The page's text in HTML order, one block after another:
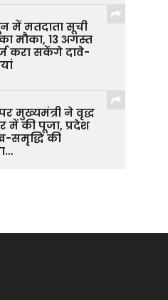
में मतदाता सूची
मौका, 13 अगस्त
करा सकेंगे दावे-
मुख्यमंत्री ने वृद्ध
में की पूजा, प्रदेश
समृद्धि की